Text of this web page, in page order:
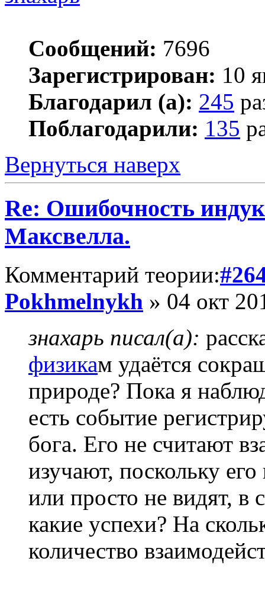
Сообщений: 7696
Зарегистрирован: 10
Благодарил (а): 245
Поблагодарили: 135
Вернуться наверх
Re: Ошибочность
Максвелла.
Комментарий теории:
Pokhmelnykh » 04 окт
знахарь писал(а):
физикам удаётся
природе? Пока я
есть событие
бога. Его не считают
изучают, поскольку
или просто не видят, в
какие успехи? На
количество